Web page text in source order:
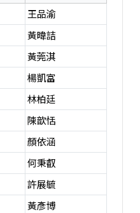
王品渝
黃暐詰
黃莞淇
楊凱富
林柏廷
陳歆恬
顏依涵
何秉叡
許展毓
黃彥博